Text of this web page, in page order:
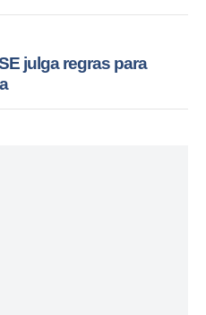
julga regras para